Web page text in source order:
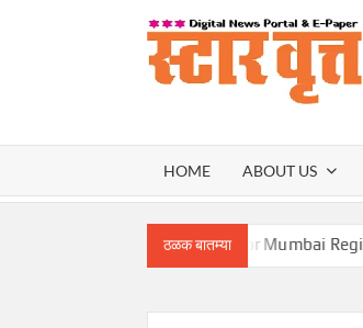
HOME ABOUT US
ठळक बातम्या
Vice President for Mumbai Region